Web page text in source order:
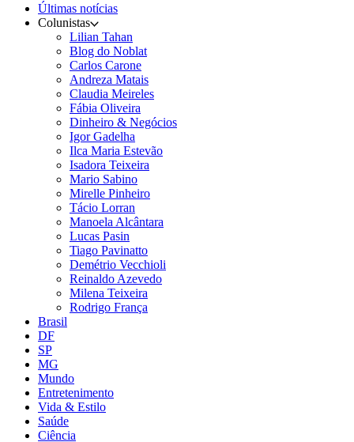
Últimas notícias
Colunistas
Lilian Tahan
Blog do Noblat
Carlos Carone
Andreza Matais
Claudia Meireles
Fábia Oliveira
Dinheiro & Negócios
Igor Gadelha
Ilca Maria Estevão
Isadora Teixeira
Mario Sabino
Mirelle Pinheiro
Tácio Lorran
Manoela Alcântara
Lucas Pasin
Tiago Pavinatto
Demétrio Vecchioli
Reinaldo Azevedo
Milena Teixeira
Rodrigo França
Brasil
DF
SP
MG
Mundo
Entretenimento
Vida & Estilo
Saúde
Ciência